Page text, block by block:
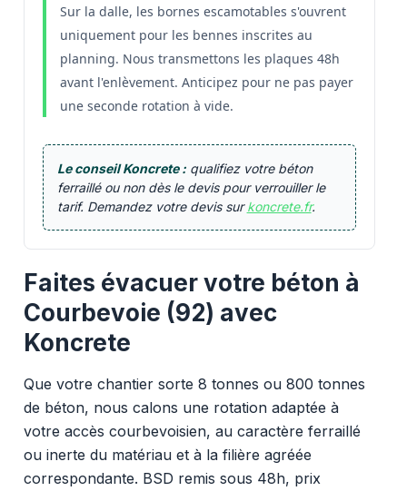
Sur la dalle, les bornes escamotables s'ouvrent
uniquement pour les bennes inscrites au
planning. Nous transmettons les plaques 48h
avant l'enlèvement. Anticipez pour ne pas payer
une seconde rotation à vide.
Le conseil Koncrete :qualifiez votre béton
ferraillé ou non dès le devis pour verrouiller le
tarif. Demandez votre devis surkoncrete.fr.
Faites évacuer votre béton à
Courbevoie (92) avec
Koncrete
Que votre chantier sorte 8 tonnes ou 800 tonnes
de béton, nous calons une rotation adaptée à
votre accès courbevoisien, au caractère ferraillé
ou inerte du matériau et à la filière agréée
correspondante. BSD remis sous 48h, prix